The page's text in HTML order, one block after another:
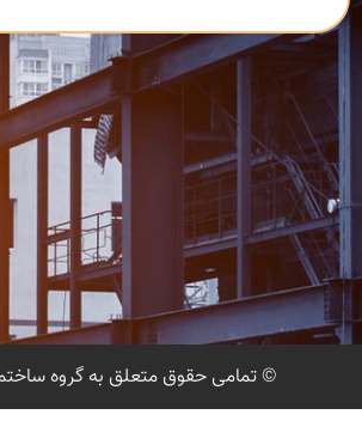
© تمامی حقوق متعلق به گروه